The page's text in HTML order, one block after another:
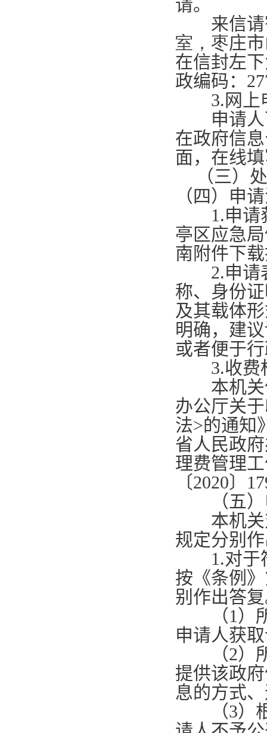
请。
来信请
室，枣庄
在信封左
政编码：
3. 网上
申请人
在政府信
面，在线
（三）
（四）申
1.申请
亭区应急
南附件下
2.申请
称、身份
及其载体
明确，建
或者便于
3.收费
本机关
办公厅关
法>的通知
省人民政
理费管理
〔2020〕
（五）
本机关
规定分别
1.对于
按《条例
别作出答
（1 ）
申请人获
（2）
提供该政
息的方式
（3）